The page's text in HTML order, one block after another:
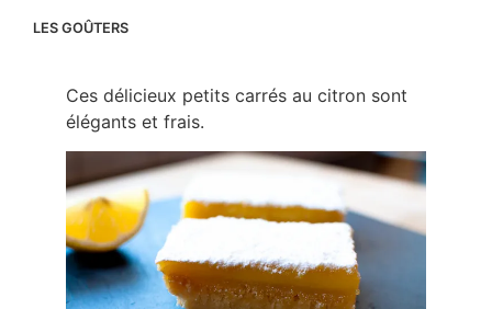
LES GOÛTERS
Ces délicieux petits carrés au citron sont
élégants et frais.